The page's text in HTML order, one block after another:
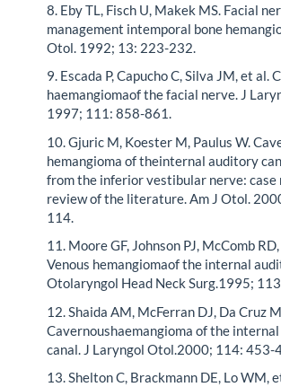
8. Eby TL, Fisch U, Makek MS. Facial
management intemporal bone
Otol. 1992; 13: 223-232.
9. Escada P, Capucho C, Silva JM, et al.
haemangiomaof the facial nerve. J
1997; 111: 858-861.
10. Gjuric M, Koester M, Paulus W.
hemangioma of theinternal auditory
from the inferior vestibular nerve: case
review of the literature. Am J Otol.
114.
11. Moore GF, Johnson PJ, McComb
Venous hemangiomaof the internal
Otolaryngol Head Neck Surg.1995;
12. Shaida AM, McFerran DJ, Da Cruz
Cavernoushaemangioma of the
canal. J Laryngol Otol.2000; 114: 453-
13. Shelton C, Brackmann DE, Lo WM,